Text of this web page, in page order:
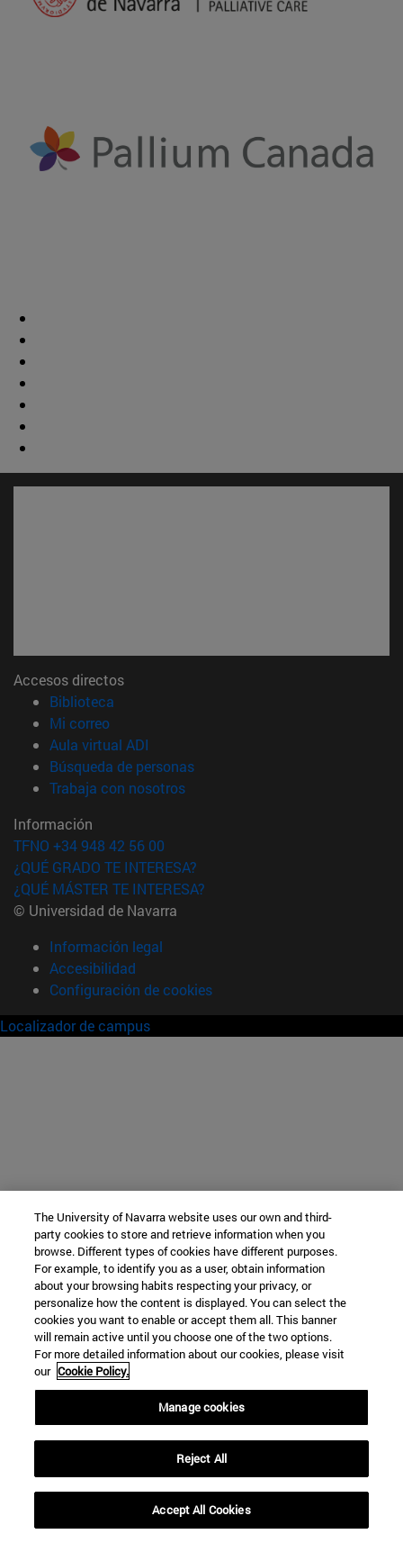
Accesos directos
Biblioteca
Mi correo(abre en nueva ventana)
Aula virtual ADI
Búsqueda de personas(abre en nueva ventana)
Trabaja con nosotros(abre en nueva ventana)
Información
TFNO +34 948 42 56 00
¿QUÉ GRADO TE INTERESA?
¿QUÉ MÁSTER TE INTERESA?
© Universidad de Navarra
Información legal
Accesibilidad
Configuración de cookies
Localizador de campus
The University of Navarra website uses our own and third-
party cookies to store and retrieve information when you
browse. Different types of cookies have different purposes.
For example, to identify you as a user, obtain information
about your browsing habits respecting your privacy, or
personalize how the content is displayed. You can select the
cookies you want to enable or accept them all. This banner
will remain active until you choose one of the two options.
For more detailed information about our cookies, please visit
our Cookie Policy.
Manage cookies
Reject All
Accept All Cookies